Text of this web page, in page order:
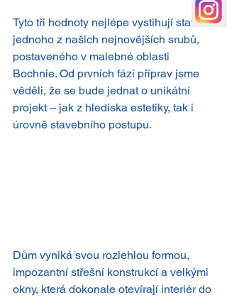
Tyto tři hodnoty nejlépe vystihují stavbu
jednoho z našich nejnovějších srubů,
postaveného v malebné oblasti
Bochnie. Od prvních fází příprav jsme
věděli, že se bude jednat o unikátní
projekt – jak z hlediska estetiky, tak i
úrovně stavebního postupu.
Dům vyniká svou rozlehlou formou,
impozantní střešní konstrukcí a velkými
okny, která dokonale otevírají interiér do